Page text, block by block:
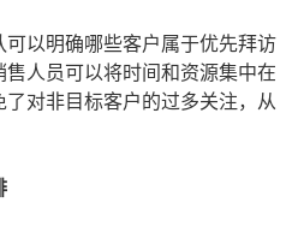
以明确哪些客户属于优先拜访
人员可以将时间和资源集中在
对非目标客户的过多关注，从